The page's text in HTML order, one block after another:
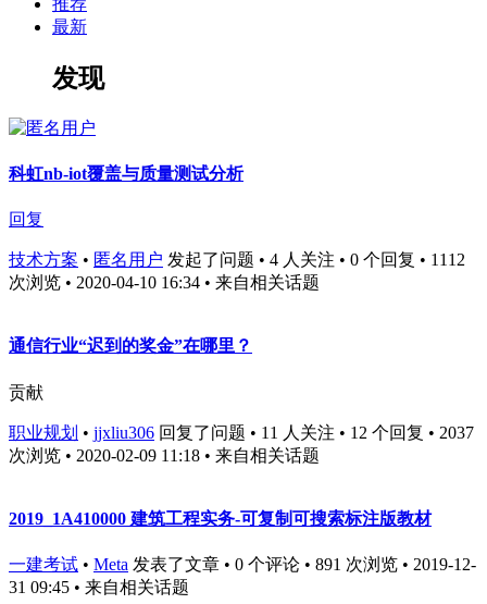
最新
发现
科虹nb-iot覆盖与质量测试分析
回复
技术方案 • 匿名用户 发起了问题 • 4 人关注 • 0 个回复 • 1112
次浏览 • 2020-04-10 16:34 • 来自相关话题
通信行业“迟到的奖金”在哪里？
贡献
职业规划 • jjxliu306 回复了问题 • 11 人关注 • 12 个回复 • 2037
次浏览 • 2020-02-09 11:18 • 来自相关话题
2019_1A410000 建筑工程实务-可复制可搜索标注版教材
一建考试 • Meta 发表了文章 • 0 个评论 • 891 次浏览 • 2019-12-
31 09:45 • 来自相关话题